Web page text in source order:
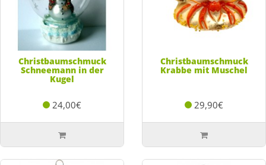
Christbaumschmuck
Schneemann in der
Kugel
24,00€
Christbaumschmuck
Krabbe mit Muschel
29,90€